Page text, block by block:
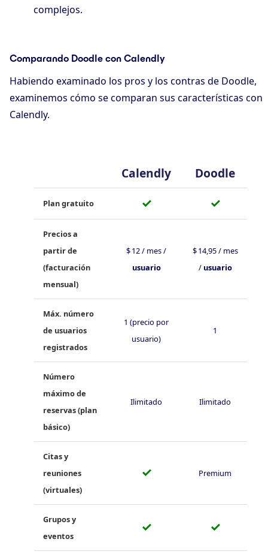
complejos.
Comparando Doodle con Calendly
Habiendo examinado los pros y los contras de Doodle,
examinemos cómo se comparan sus características con
Calendly.
Calendly Doodle
Plan gratuito ✓ ✓
Precios a
partir de
(facturación
mensual)
$ 12 / mes /
usuario
$ 14,95 / mes
/ usuario
Máx. número
de usuarios
registrados
1 (precio por
usuario)
1
Número
máximo de
reservas (plan
básico)
Ilimitado Ilimitado
Citas y
reuniones
(virtuales)
✓ Premium
Grupos y
eventos
✓ ✓